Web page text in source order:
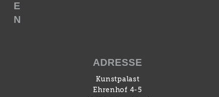
E
N
ADRESSE
Kunstpalast
Ehrenhof 4-5